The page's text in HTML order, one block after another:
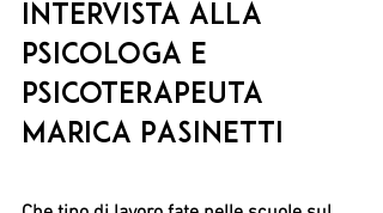
Intervista alla
psicologa e
psicoterapeuta
Marica Pasinetti